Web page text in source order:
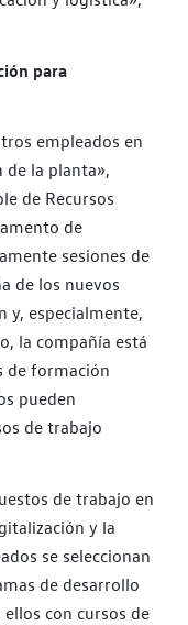
para
empleados en
la planta»,
de Recursos
de
sesiones de
de los nuevos
y, especialmente,
la compañía está
de formación
pueden
de trabajo
de trabajo en
y la
se seleccionan
de desarrollo
con cursos de